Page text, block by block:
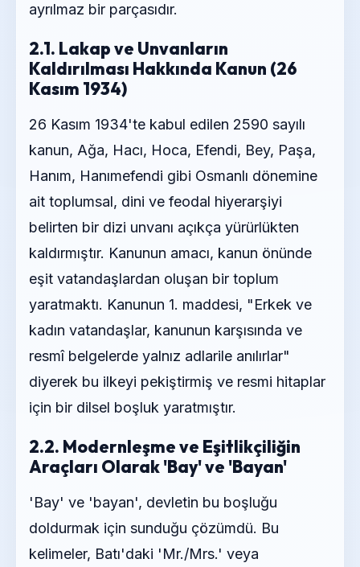
ayrılmaz bir parçasıdır.
2.1. Lakap ve Unvanların
Kaldırılması Hakkında Kanun (26
Kasım 1934)
26 Kasım 1934'te kabul edilen 2590 sayılı
kanun, Ağa, Hacı, Hoca, Efendi, Bey, Paşa,
Hanım, Hanımefendi gibi Osmanlı dönemine
ait toplumsal, dini ve feodal hiyerarşiyi
belirten bir dizi unvanı açıkça yürürlükten
kaldırmıştır. Kanunun amacı, kanun önünde
eşit vatandaşlardan oluşan bir toplum
yaratmaktı. Kanunun 1. maddesi, "Erkek ve
kadın vatandaşlar, kanunun karşısında ve
resmî belgelerde yalnız adlarile anılırlar"
diyerek bu ilkeyi pekiştirmiş ve resmi hitaplar
için bir dilsel boşluk yaratmıştır.
2.2. Modernleşme ve Eşitlikçiliğin
Araçları Olarak 'Bay' ve 'Bayan'
'Bay' ve 'bayan', devletin bu boşluğu
doldurmak için sunduğu çözümdü. Bu
kelimeler, Batı'daki 'Mr./Mrs.' veya